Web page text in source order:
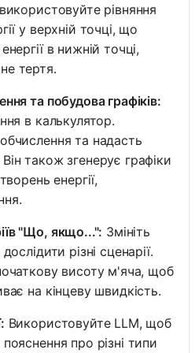
рівняння
у верхній точці, що
в нижній точці,
тертя.
та побудова графіків:
в калькулятор.
та надасть
також згенерує графіки
енергії,
"Що, якщо...": Змініть
різні сценарії.
висоту м'яча, щоб
на кінцеву швидкість.
Використовуйте LLM, щоб
про різні типи